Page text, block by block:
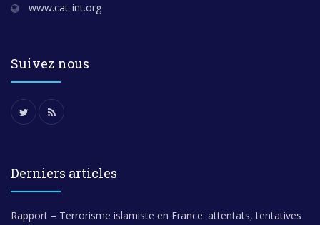
www.cat-int.org
Suivez nous
Derniers articles
Rapport – Terrorisme islamiste en France: attentats, tentatives